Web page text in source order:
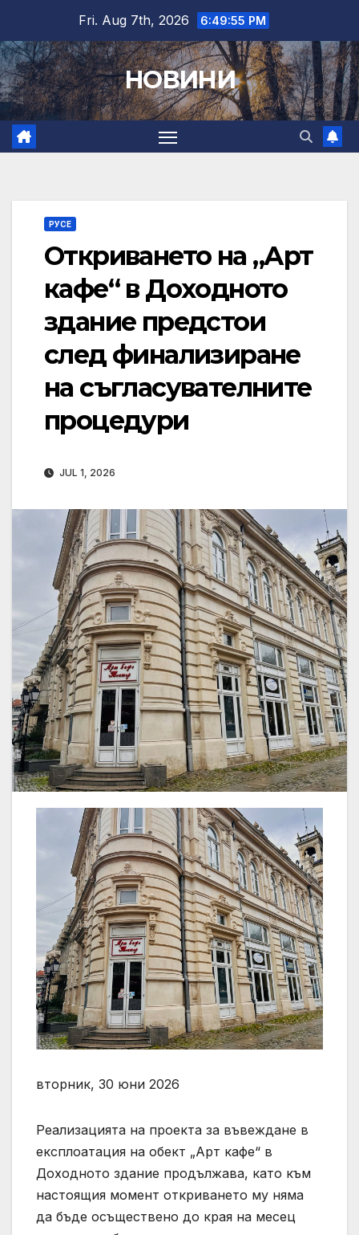
content
Fri. Aug 7th, 2026 6:49:56 PM
НОВИНИ
РУСЕ
Откриването на „Арт
кафе“ в Доходното
здание предстои
след финализиране
на съгласувателните
процедури
JUL 1, 2026
вторник, 30 юни 2026
Реализацията на проекта за въвеждане в
експлоатация на обект „Арт кафе“ в
Доходното здание продължава, като към
настоящия момент откриването му няма
да бъде осъществено до края на месец